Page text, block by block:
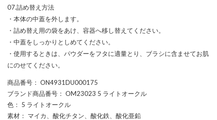
07.詰め替え方法
・本体の中蓋を外します。
・詰め替え用の袋をあけ、容器へ移し替えてください。
・中蓋をしっかりとしめてください。
・使用するときは、パウダーをフタに適量とり、ブラシに含ませてお肌
にのせてください。
商品番号 ： ON4931DU000175
ブランド商品番号 ： OM23023 5 ライトオークル
色 ： 5 ライトオークル
素材 ： マイカ、酸化チタン、酸化鉄、酸化亜鉛